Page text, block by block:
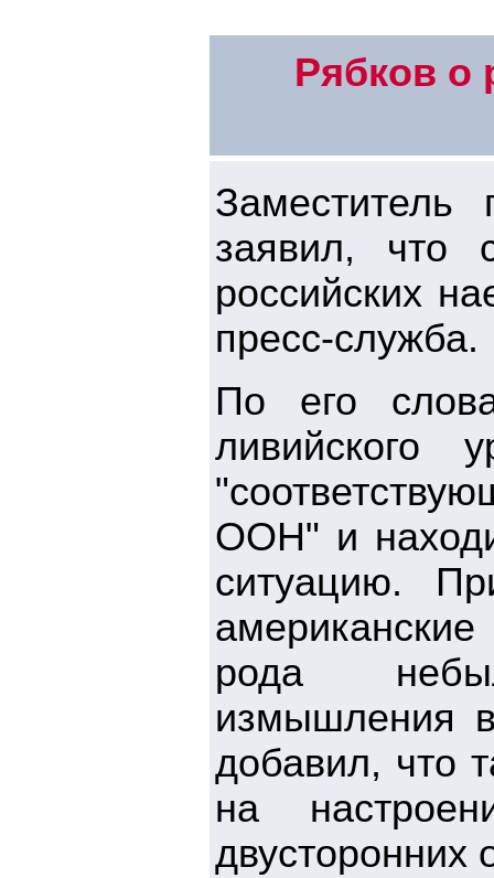
Рябков о
заявил, что
российских
пресс-служба.
По его
ливийского
ООН" и
ситуацию.
рода
измышления
добавил, что
на
двусторонних